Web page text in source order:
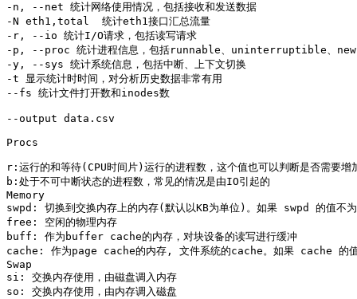
-n, --net 统计网络使用情况，包括接收和发送数据
-N eth1,total  统计eth1接口汇总流量
-r, --io 统计I/O请求，包括读写请求
-p, --proc 统计进程信息，包括runnable、uninterruptible、new
-y, --sys 统计系统信息，包括中断、上下文切换
-t 显示统计时时间，对分析历史数据非常有用
--fs 统计文件打开数和inodes数
--output data.csv
Procs
r:运行的和等待(CPU时间片)运行的进程数，这个值也可以判断是否需要
b:处于不可中断状态的进程数，常见的情况是由IO引起的
Memory
swpd: 切换到交换内存上的内存(默认以KB为单位)。如果 swpd 的值不
free: 空闲的物理内存
buff: 作为buffer cache的内存，对块设备的读写进行缓冲
cache: 作为page cache的内存, 文件系统的cache。如果 cache 的值
Swap
si: 交换内存使用，由磁盘调入内存
so: 交换内存使用，由内存调入磁盘